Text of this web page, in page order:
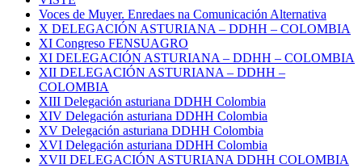
Voces de Muyer. Enredaes na Comunicación Alternativa
X DELEGACIÓN ASTURIANA – DDHH – COLOMBIA
XI Congreso FENSUAGRO
XI DELEGACIÓN ASTURIANA – DDHH – COLOMBIA
XII DELEGACIÓN ASTURIANA – DDHH –
COLOMBIA
XIII Delegación asturiana DDHH Colombia
XIV Delegación asturiana DDHH Colombia
XV Delegación asturiana DDHH Colombia
XVI Delegación asturiana DDHH Colombia
XVII DELEGACIÓN ASTURIANA DDHH COLOMBIA